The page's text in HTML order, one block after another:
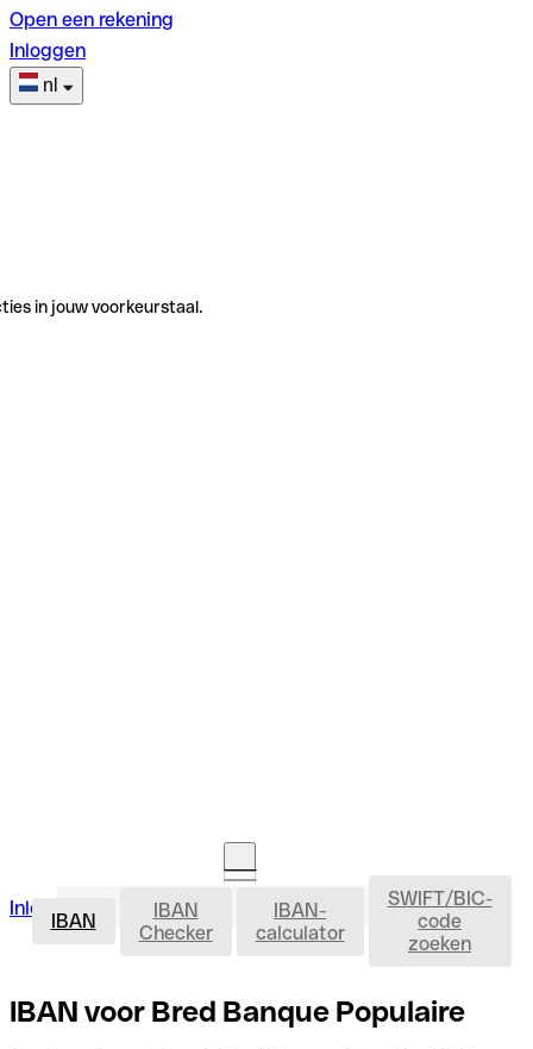
Open een rekening
Inloggen
nl
in jouw voorkeurstaal.
Inloggen Rekening openen IBAN
IBAN
IBAN
Checker
IBAN-
calculator
SWIFT/BIC-
code
zoeken
IBAN voor Bred Banque Populaire